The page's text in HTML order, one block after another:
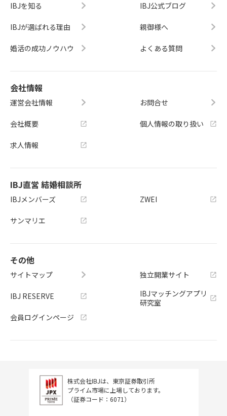
IBJを知る
IBJが選ばれる理由
婚活の成功ノウハウ
IBJ公式ブログ
親御様へ
よくある質問
会社情報
運営会社情報
会社概要
求人情報
お問合せ
個人情報の取り扱い
IBJ直営 結婚相談所
IBJメンバーズ
サンマリエ
ZWEI
その他
サイトマップ
IBJ RESERVE
会員ログインページ
独立開業サイト
IBJマッチングアプリ
研究室
株式会社IBJは、東京証券取引所
プライム市場に上場しております。
（証券コード：6071）